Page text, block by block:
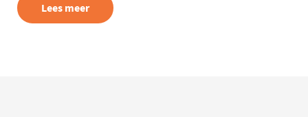
Lees meer